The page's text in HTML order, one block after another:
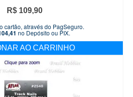
R$ 109,90
cartão, através do PagSeguro.
no Depósito ou PIX.
AO CARRINHO